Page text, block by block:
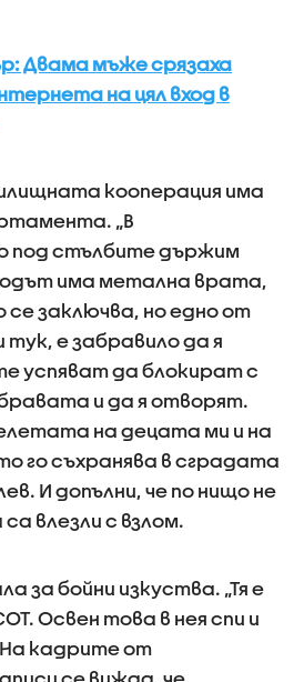
Двама мъже срязаха
на цял вход в
кооперация има
„В
под стълбите държим
има метална врата,
се заключва, но едно от
е забравило да я
успяват да блокират с
и да я отворят.
на децата ми и на
го съхранява в сградата
И допълни, че по нищо не
влезли с взлом.
за бойни изкуства. „Тя е
Освен това в нея спи и
кадрите от